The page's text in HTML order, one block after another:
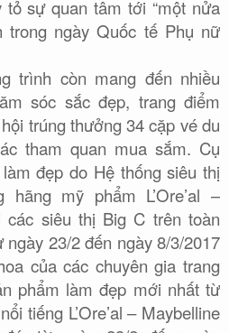
sự quan tâm tới “một nửa
trong ngày Quốc tế Phụ nữ
trình còn mang đến nhiều
sóc sắc đẹp, trang điểm
trúng thưởng 34 cặp vé du
tham quan mua sắm. Cụ
đẹp do Hệ thống siêu thị
mỹ phẩm L’Ore’al –
các siêu thị Big C trên toàn
23/2 đến ngày 8/3/2017
của các chuyên gia trang
phẩm làm đẹp mới nhất từ
tiếng L’Ore’al – Maybelline